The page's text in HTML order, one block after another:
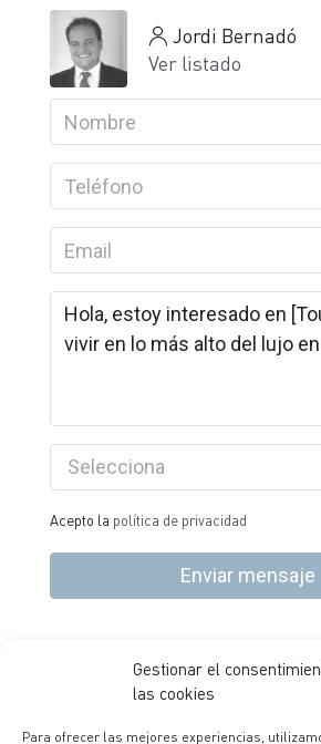
Gestionar el
las cookies
Para ofrecer las mejores experiencias,
Jordi Bernadó
Ver listado
Selecciona
Acepto la política de privacidad
Enviar mensaje
P.E. La Finca – Paseo Club